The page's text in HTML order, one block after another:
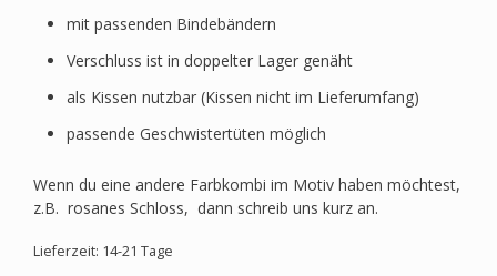
mit passenden Bindebändern
Verschluss ist in doppelter Lager genäht
als Kissen nutzbar (Kissen nicht im Lieferumfang)
passende Geschwistertüten möglich
Wenn du eine andere Farbkombi im Motiv haben möchtest,
z.B. rosanes Schloss, dann schreib uns kurz an.
Lieferzeit: 14-21 Tage